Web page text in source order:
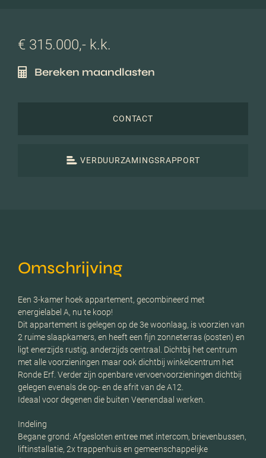
€ 315.000,- k.k.
Bereken maandlasten
CONTACT
VERDUURZAMINGSRAPPORT
Omschrijving
Een 3-kamer hoek appartement, gecombineerd met
energielabel A, nu te koop!
Dit appartement is gelegen op de 3e woonlaag, is voorzien van
2 ruime slaapkamers, en heeft een fijn zonneterras (oosten) en
ligt enerzijds rustig, anderzijds centraal. Dichtbij het centrum
met alle voorzieningen maar ook dichtbij winkelcentrum het
Ronde Erf. Verder zijn openbare vervoervoorzieningen dichtbij
gelegen evenals de op- en de afrit van de A12.
Ideaal voor degenen die buiten Veenendaal werken.
Indeling
Begane grond: Afgesloten entree met intercom, brievenbussen,
liftinstallatie, 2x trappenhuis en gemeenschappelijke